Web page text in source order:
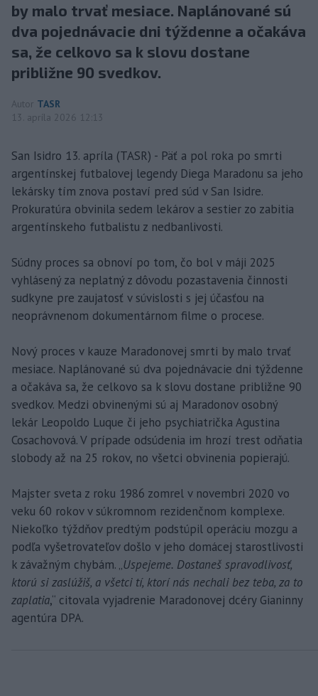
by malo trvať mesiace. Naplánované sú
dva pojednávacie dni týždenne a očakáva
sa, že celkovo sa k slovu dostane
približne 90 svedkov.
Autor TASR
13. apríla 2026 12:13
San Isidro 13. apríla (TASR) - Päť a pol roka po smrti
argentínskej futbalovej legendy Diega Maradonu sa jeho
lekársky tím znova postaví pred súd v San Isidre.
Prokuratúra obvinila sedem lekárov a sestier zo zabitia
argentínskeho futbalistu z nedbanlivosti.
Súdny proces sa obnoví po tom, čo bol v máji 2025
vyhlásený za neplatný z dôvodu pozastavenia činnosti
sudkyne pre zaujatosť v súvislosti s jej účasťou na
neoprávnenom dokumentárnom filme o procese.
Nový proces v kauze Maradonovej smrti by malo trvať
mesiace. Naplánované sú dva pojednávacie dni týždenne
a očakáva sa, že celkovo sa k slovu dostane približne 90
svedkov. Medzi obvinenými sú aj Maradonov osobný
lekár Leopoldo Luque či jeho psychiatrička Agustina
Cosachovová. V prípade odsúdenia im hrozí trest odňatia
slobody až na 25 rokov, no všetci obvinenia popierajú.
Majster sveta z roku 1986 zomrel v novembri 2020 vo
veku 60 rokov v súkromnom rezidenčnom komplexe.
Niekoľko týždňov predtým podstúpil operáciu mozgu a
podľa vyšetrovateľov došlo v jeho domácej starostlivosti
k závažným chybám. „Uspejeme. Dostaneš spravodlivosť,
ktorú si zaslúžiš, a všetci tí, ktorí nás nechali bez teba, za to
zaplatia,“ citovala vyjadrenie Maradonovej dcéry Gianinny
agentúra DPA.